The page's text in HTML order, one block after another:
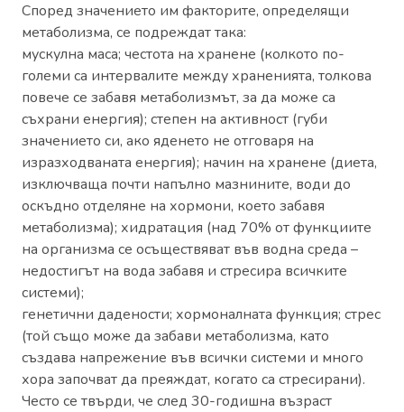
Според значението им факторите, определящи
метаболизма, се подреждат така:
мускулна маса; честота на хранене (колкото по-
големи са интервалите между храненията, толкова
повече се забавя метаболизмът, за да може са
съхрани енергия); степен на активност (губи
значението си, ако яденето не отговаря на
изразходваната енергия); начин на хранене (диета,
изключваща почти напълно мазнините, води до
оскъдно отделяне на хормони, което забавя
метаболизма); хидратация (над 70% от функциите
на организма се осъществяват във водна среда –
недостигът на вода забавя и стресира всичките
системи);
генетични дадености; хормоналната функция; стрес
(той също може да забави метаболизма, като
създава напрежение във всички системи и много
хора започват да преяждат, когато са стресирани).
Често се твърди, че след 30-годишна възраст